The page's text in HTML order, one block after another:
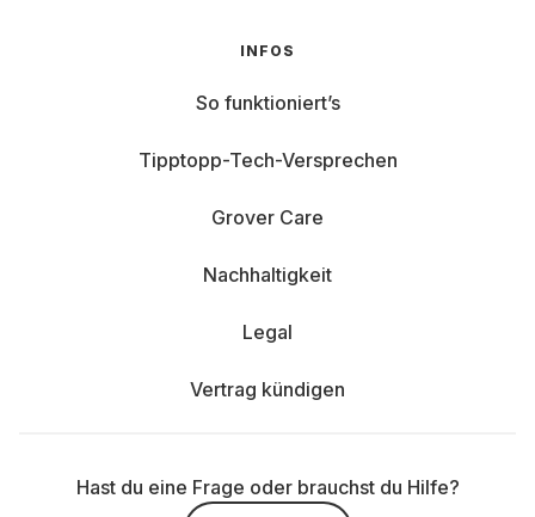
INFOS
So funktioniert’s
Tipptopp-Tech-Versprechen
Grover Care
Nachhaltigkeit
Legal
Vertrag kündigen
Hast du eine Frage oder brauchst du Hilfe?